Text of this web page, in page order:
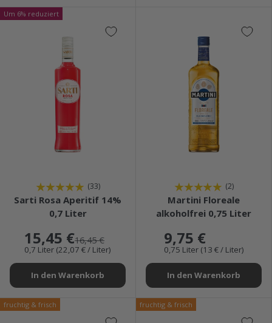
Um 6% reduziert
★★★★★ (33)
Sarti Rosa Aperitif 14%
0,7 Liter
15,45 €16,45 €
0,7 Liter (22,07 € / Liter)
In den Warenkorb
★★★★★ (2)
Martini Floreale
alkoholfrei 0,75 Liter
9,75 €
0,75 Liter (13 € / Liter)
In den Warenkorb
fruchtig & frisch fruchtig & frisch